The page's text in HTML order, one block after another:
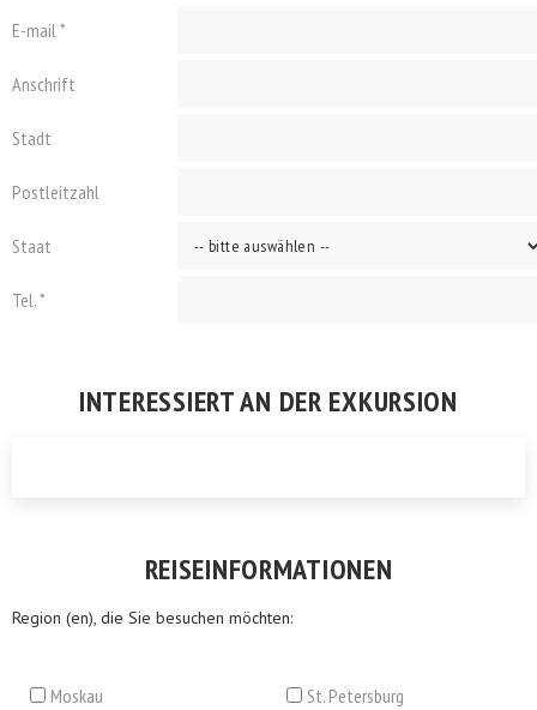
E-mail *
Anschrift
Stadt
Postleitzahl
Staat
Tel. *
INTERESSIERT AN DER EXKURSION
REISEINFORMATIONEN
Region (en), die Sie besuchen möchten:
Moskau
St. Petersburg